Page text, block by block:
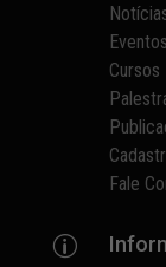
Cursos
Fale
p